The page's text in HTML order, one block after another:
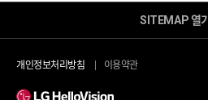
교육DX
디지털 스마트기기
SITEMAP열기
개인정보처리방침 이용약관